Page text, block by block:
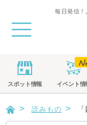
毎日発信
スポット情報 イベント情
読みもの